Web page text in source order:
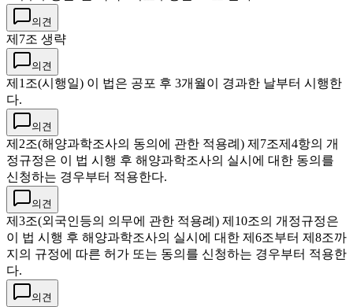
의견
제7조 생략
의견
제1조(시행일) 이 법은 공포 후 3개월이 경과한 날부터 시행한
다.
의견
제2조(해양과학조사의 동의에 관한 적용례) 제7조제4항의 개
정규정은 이 법 시행 후 해양과학조사의 실시에 대한 동의를
신청하는 경우부터 적용한다.
의견
제3조(외국인등의 의무에 관한 적용례) 제10조의 개정규정은
이 법 시행 후 해양과학조사의 실시에 대한 제6조부터 제8조까
지의 규정에 따른 허가 또는 동의를 신청하는 경우부터 적용한
다.
의견